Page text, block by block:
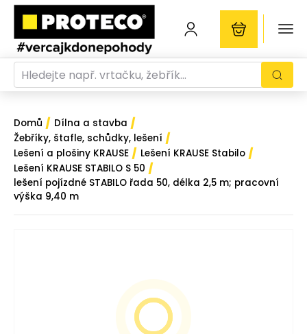
Domů / Dílna a stavba /
Žebříky, štafle, schůdky, lešení /
Lešení a plošiny KRAUSE / Lešení KRAUSE Stabilo /
Lešení KRAUSE STABILO S 50 /
lešení pojízdné STABILO řada 50, délka 2,5 m; pracovní
výška 9,40 m